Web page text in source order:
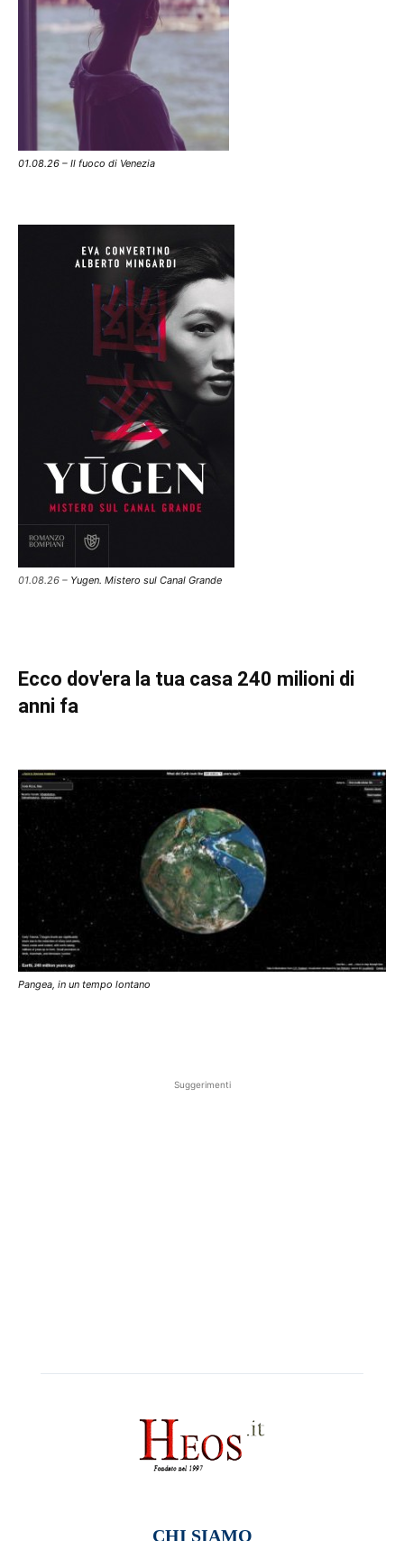
01.08.26 – Il fuoco di Venezia
01.08.26 – Yugen. Mistero sul Canal Grande
Ecco dov'era la tua casa 240 milioni di
anni fa
Pangea, in un tempo lontano
Suggerimenti
CHI SIAMO